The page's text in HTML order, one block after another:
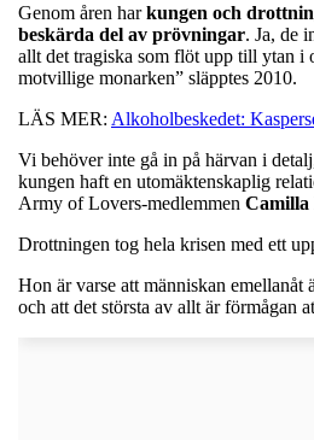
Genom åren harkungen och
beskärda del av prövningar. Ja, de
allt det tragiska som flöt upp till ytan i
motvillige monarken” släpptes 2010.
LÄS MER: Alkoholbeskedet:
Vi behöver inte gå in på härvan i
kungen haft en utomäktenskaplig
Army of Lovers-medlemmen Camilla
Drottningen tog hela krisen med ett
Hon är varse att människan emellanåt
och att det största av allt är förmågan